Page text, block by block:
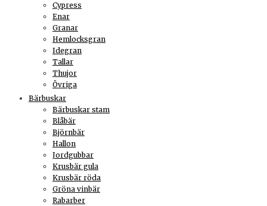
Cypress
Enar
Granar
Hemlocksgran
Idegran
Tallar
Thujor
Övriga
Bärbuskar
Bärbuskar stam
Blåbär
Björnbär
Hallon
Jordgubbar
Krusbär gula
Krusbär röda
Gröna vinbär
Rabarber